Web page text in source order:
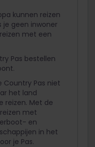
kunnen reizen
je geen inwoner
met een
Pas bestellen
Country Pas niet
het land
reizen. Met de
met
en
in het
je Pas.